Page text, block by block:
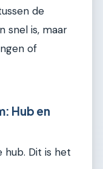
de
snel is, maar
of
Hub en
hub. Dit is het